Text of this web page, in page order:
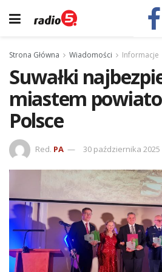
Strona Główna Wiadomości Informacje
Suwałki
miastem
Polsce
Red. PA 30 października 2025